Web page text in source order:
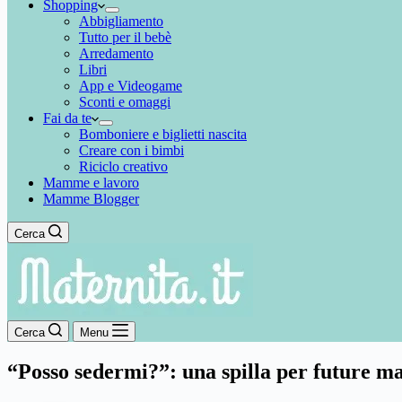
Shopping
Abbigliamento
Tutto per il bebè
Arredamento
Libri
App e Videogame
Sconti e omaggi
Fai da te
Bomboniere e biglietti nascita
Creare con i bimbi
Riciclo creativo
Mamme e lavoro
Mamme Blogger
Cerca
Cerca Menu
“Posso sedermi?”: una spilla per future